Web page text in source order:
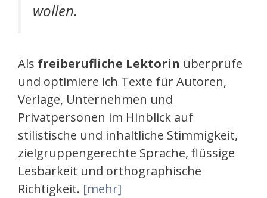
wollen.
Als freiberufliche Lektorin überprüfe
und optimiere ich Texte für Autoren,
Verlage, Unternehmen und
Privatpersonen im Hinblick auf
stilistische und inhaltliche Stimmigkeit,
zielgruppengerechte Sprache, flüssige
Lesbarkeit und orthographische
Richtigkeit. [mehr]